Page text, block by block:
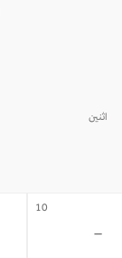
اثنين
10
-